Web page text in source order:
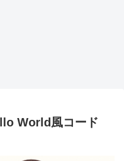
World風コード